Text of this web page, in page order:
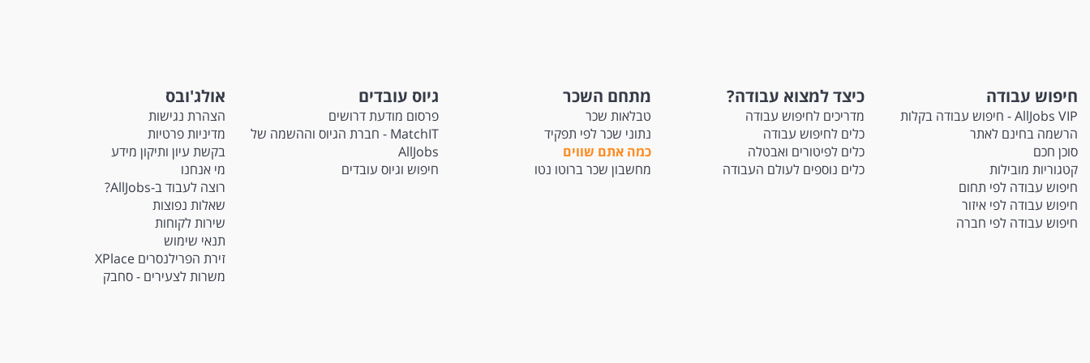
חיפוש עבודה
AllJobs VIP - חיפוש עבודה בקלות
הרשמה בחינם לאתר
סוכן חכם
קטגוריות מובילות
חיפוש עבודה לפי תחום
חיפוש עבודה לפי איזור
חיפוש עבודה לפי חברה
כיצד למצוא עבודה?
מדריכים לחיפוש עבודה
כלים לחיפוש עבודה
כלים לפיטורים ואבטלה
כלים נוספים לעולם העבודה
מתחם השכר
טבלאות שכר
נתוני שכר לפי תפקיד
כמה אתם שווים
מחשבון שכר ברוטו נטו
גיוס עובדים
פרסום מודעת דרושים
MatchIT - חברת הגיוס וההשמה של
AllJobs
חיפוש וגיוס עובדים
אולג'ובס
הצהרת נגישות
מדיניות פרטיות
בקשת עיון ותיקון מידע
מי אנחנו
רוצה לעבוד ב-AllJobs?
שאלות נפוצות
שירות לקוחות
תנאי שימוש
זירת הפרילנסרים XPlace
משרות לצעירים - סחבק